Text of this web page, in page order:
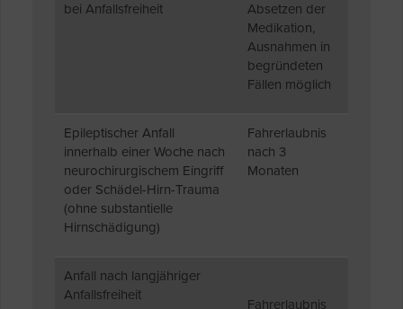
bei Anfallsfreiheit
Absetzen der
Medikation,
Ausnahmen in
begründeten
Fällen möglich
Epileptischer Anfall
innerhalb einer Woche nach
neurochirurgischem Eingriff
oder Schädel-Hirn-Trauma
(ohne substantielle
Hirnschädigung)
Fahrerlaubnis
nach 3
Monaten
Anfall nach langjähriger
Anfallsfreiheit
Fahrerlaubnis